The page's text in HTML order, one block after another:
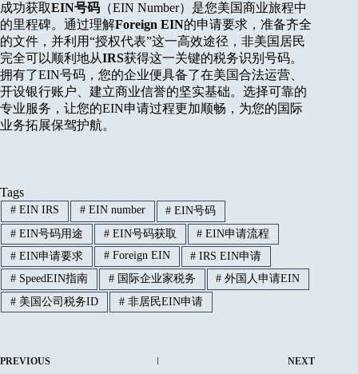
成功获取EIN号码 （EIN Number）是您美国商业旅程中
的里程碑。通过理解Foreign EIN的申请要求，准备齐全
的文件，并利用“授权代表”这一高效途径，非美国居民
完全可以顺利地从IRS获得这一关键的税务识别号码。
拥有了EIN号码，您的企业便具备了在美国合法运营、
开设银行账户、建立商业信誉的坚实基础。选择可靠的
专业服务，让您的EIN申请过程更加顺畅，为您的国际
业务拓展保驾护航。
Tags
#EIN IRS #EIN number # EIN号码
#EIN号码用途 #EIN号码获取 # EIN申请流程
#EIN申请要求 #Foreign EIN # IRS EIN申请
#SpeedEIN指南 #国际企业家税务 # 外国人申请EIN
#美国公司税务ID #非居民EIN申请
PREVIOUS NEXT